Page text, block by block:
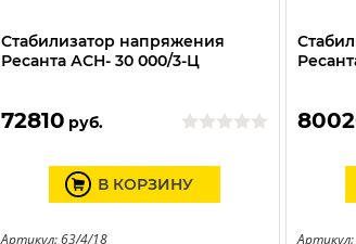
Стабилизатор напряжения
Ресанта АСН- 30 000/3-Ц
72810 руб.
В КОРЗИНУ
Артикул: 63/4/18